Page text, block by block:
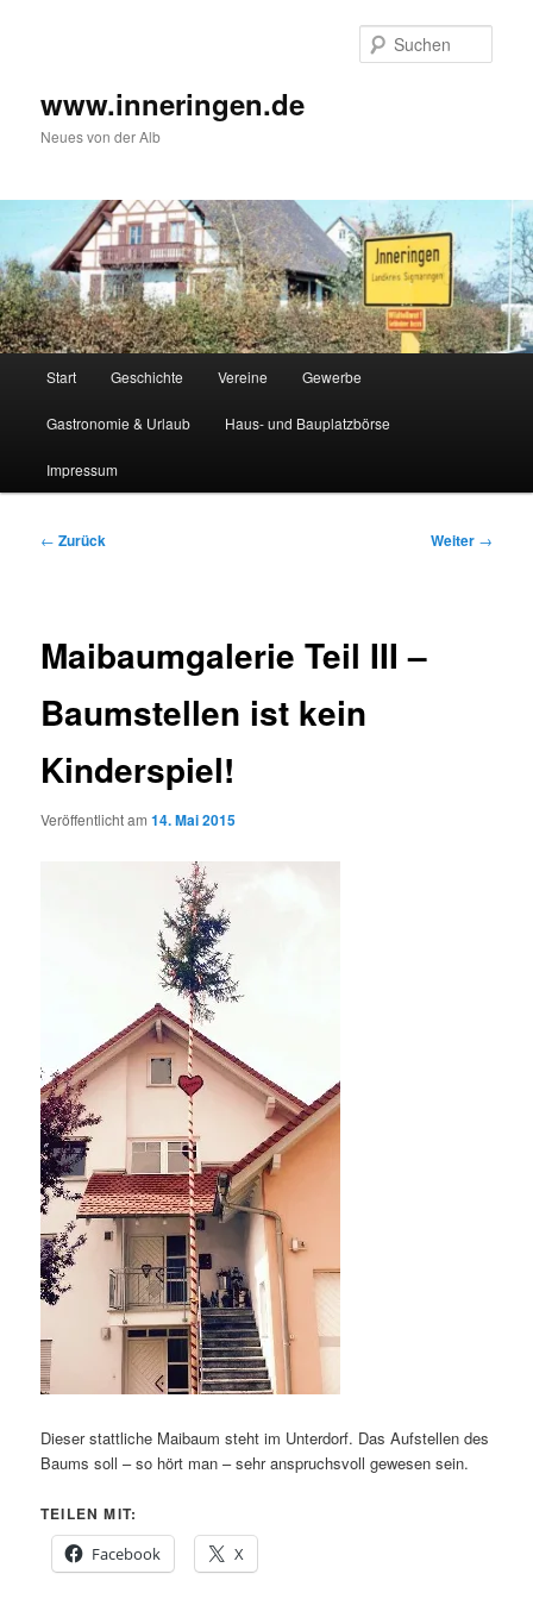
www.inneringen.de
Neues von der Alb
Start Geschichte Vereine Gewerbe
Gastronomie & Urlaub Haus- und Bauplatzbörse
Impressum
Beitragsnavigation
← Zurück Weiter →
Maibaumgalerie Teil III –
Baumstellen ist kein
Kinderspiel!
Veröffentlicht am14. Mai 2015
Dieser stattliche Maibaum steht im Unterdorf. Das Aufstellen des
Baums soll – so hört man – sehr anspruchsvoll gewesen sein.
TEILEN MIT:
Facebook
X